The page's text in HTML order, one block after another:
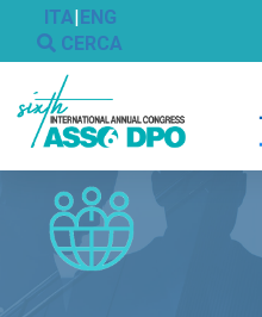
ITA|ENG
CERCA